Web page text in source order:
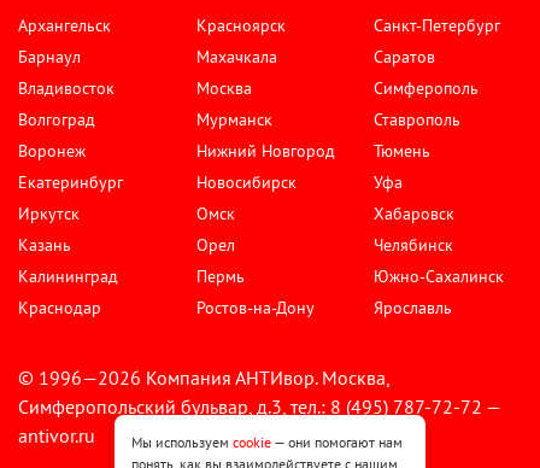
Архангельск
Барнаул
Владивосток
Волгоград
Воронеж
Екатеринбург
Иркутск
Казань
Калининград
Краснодар
Красноярск
Махачкала
Москва
Мурманск
Нижний Новгород
Новосибирск
Омск
Орел
Пермь
Ростов-на-Дону
Санкт-Петербург
Саратов
Симферополь
Ставрополь
Тюмень
Уфа
Хабаровск
Челябинск
Южно-Сахалинск
Ярославль
© 1996—2026 Компания АНТИвор. Москва,
Симферопольский бульвар, д.3, тел.: 8 (495) 787-72-72 —
antivor.ru
Мы используем cookie — они помогают нам
понять, как вы взаимодействуете с нашим